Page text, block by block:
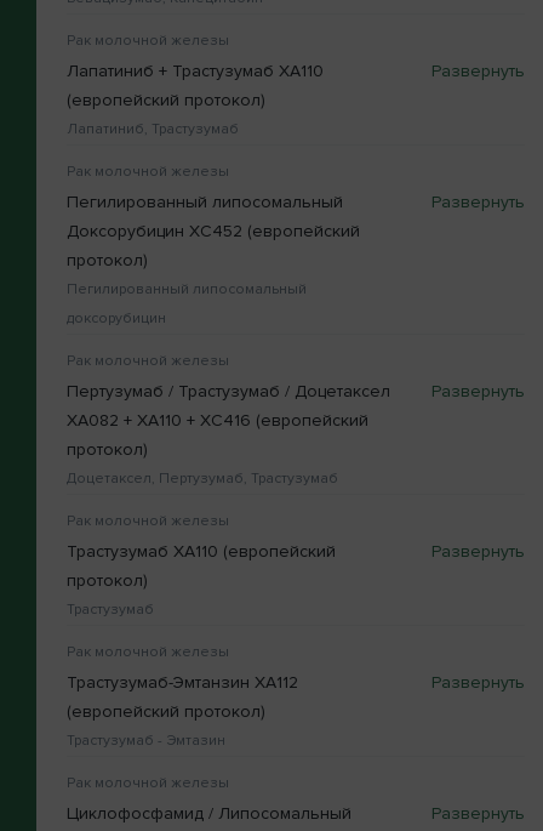
Рак молочной железы
Лапатиниб + Трастузумаб XA110
(европейский протокол)
Лапатиниб, Трастузумаб
Рак молочной железы
Пегилированный липосомальный
Доксорубицин XC452 (европейский
протокол)
Пегилированный липосомальный
доксорубицин
Рак молочной железы
Пертузумаб / Трастузумаб / Доцетаксел
XA082 + XA110 + XC416 (европейский
протокол)
Доцетаксел, Пертузумаб, Трастузумаб
Рак молочной железы
Трастузумаб XA110 (европейский
протокол)
Трастузумаб
Рак молочной железы
Трастузумаб-Эмтанзин XA112
(европейский протокол)
Трастузумаб - Эмтазин
Рак молочной железы
Циклофосфамид / Липосомальный